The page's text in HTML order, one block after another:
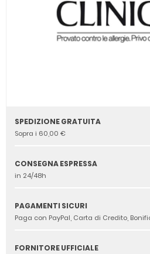
SPEDIZIONE GRATUITA
Sopra i 60,00 €
CONSEGNA ESPRESSA
in 24/48h
PAGAMENTI SICURI
Paga con PayPal, Carta di Credito,
FORNITORE UFFICIALE